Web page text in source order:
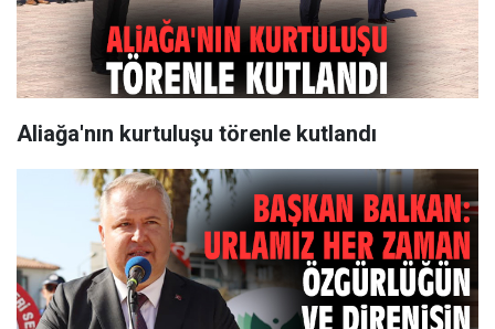
Aliağa'nın kurtuluşu törenle kutlandı